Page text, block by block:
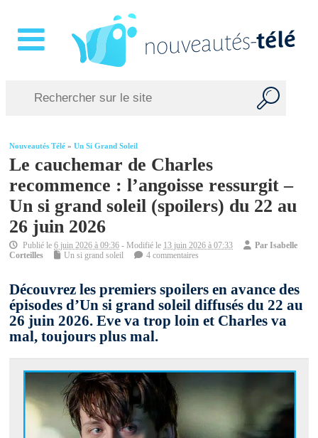
Nouveautés Télé »Un Si Grand Soleil
Le cauchemar de Charles
recommence : l’angoisse ressurgit –
Un si grand soleil (spoilers) du 22 au
26 juin 2026
Publié le6 juin 2026 à 09:36 - Modifié le 13 juin 2026 à 07:33 ParIsabelle
Corteilles
Un si grand soleil 4 commentaires
Découvrez les premiers spoilers en avance des
épisodes d’Un si grand soleil diffusés du 22 au
26 juin 2026. Eve va trop loin et Charles va
mal, toujours plus mal.